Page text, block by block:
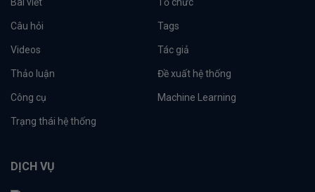
Câu hỏi Tags
Videos Tác giả
Thảo luận Đề xuất hệ thống
Công cụ Machine Learning
Trạng thái hệ thống
DỊCH VỤ